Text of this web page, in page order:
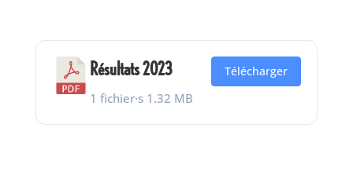
Résultats 2023
1 fichier·s 1.32 MB
Télécharger